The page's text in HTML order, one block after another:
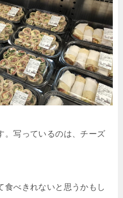
。写っているのは、チーズ
食べきれないと思うかもし